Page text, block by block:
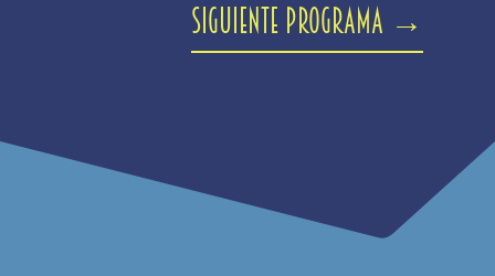
Siguiente programa →